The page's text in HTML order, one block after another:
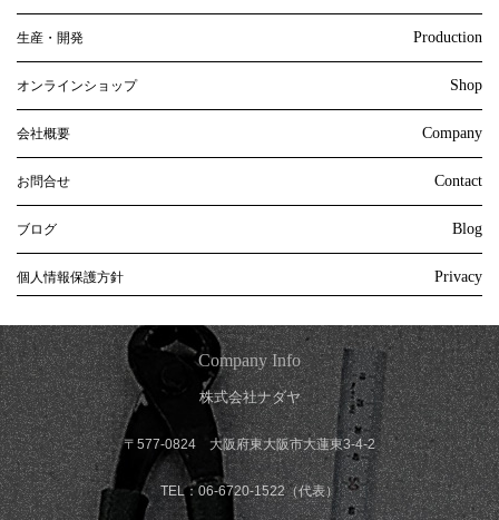
生産・開発 Production
オンラインショップ Shop
会社概要 Company
お問合せ Contact
ブログ Blog
個人情報保護方針 Privacy
Company Info
株式会社ナダヤ
〒577-0824 大阪府東大阪市大蓮東3-4-2
TEL：06-6720-1522（代表）